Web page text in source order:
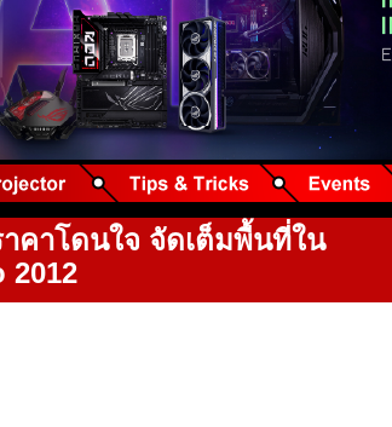
คาโดนใจ จัดเต็มพื้นที่ใน
2012